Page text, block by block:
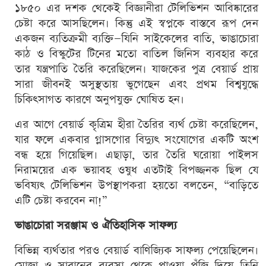
১৮৫০ এর দশক থেকেই বিজ্ঞানীরা টেলিভিশন আবিষ্কারের
চেষ্টা করে আসছিলেন। কিন্তু এই স্বপ্নকে বাস্তবে রূপ দেন
একজন ব্যতিক্রমী ব্যক্তি—যিনি সাইকেলের বাতি, ভাঙাচোরা
কাঠ ও বিস্কুটের টিনের মতো বাতিল জিনিস ব্যবহার করে
তার যন্ত্রপাতি তৈরি করেছিলেন। যাজকের পুত্র বেয়ার্ড প্রায়
সারা জীবনই অসুস্থতায় ভুগেছেন এবং প্রথম বিশ্বযুদ্ধে
চিকিৎসাগত কারণে অনুপযুক্ত ঘোষিত হন।
এর আগে বেয়ার্ড কৃত্রিম হীরা তৈরির ব্যর্থ চেষ্টা করেছিলেন,
যার ফলে একবার গ্লাসগোর বিদ্যুৎ সংযোগের একটি অংশ
বন্ধ হয়ে গিয়েছিল। এছাড়া, তার তৈরি ঘরোয়া পাইলস
নিরাময়ের এক ভয়াবহ ওষুধ এতটাই বিপজ্জনক ছিল যে
ভবিষ্যৎ টেলিভিশন উপস্থাপকরা হয়তো বলতেন, “বাড়িতে
এটি চেষ্টা করবেন না!”
ভাঙাচোরা সরঞ্জাম ও ঐতিহাসিক সাফল্য
বিভিন্ন ব্যর্থতার পরও বেয়ার্ড বাণিজ্যিক সাফল্য পেয়েছিলেন।